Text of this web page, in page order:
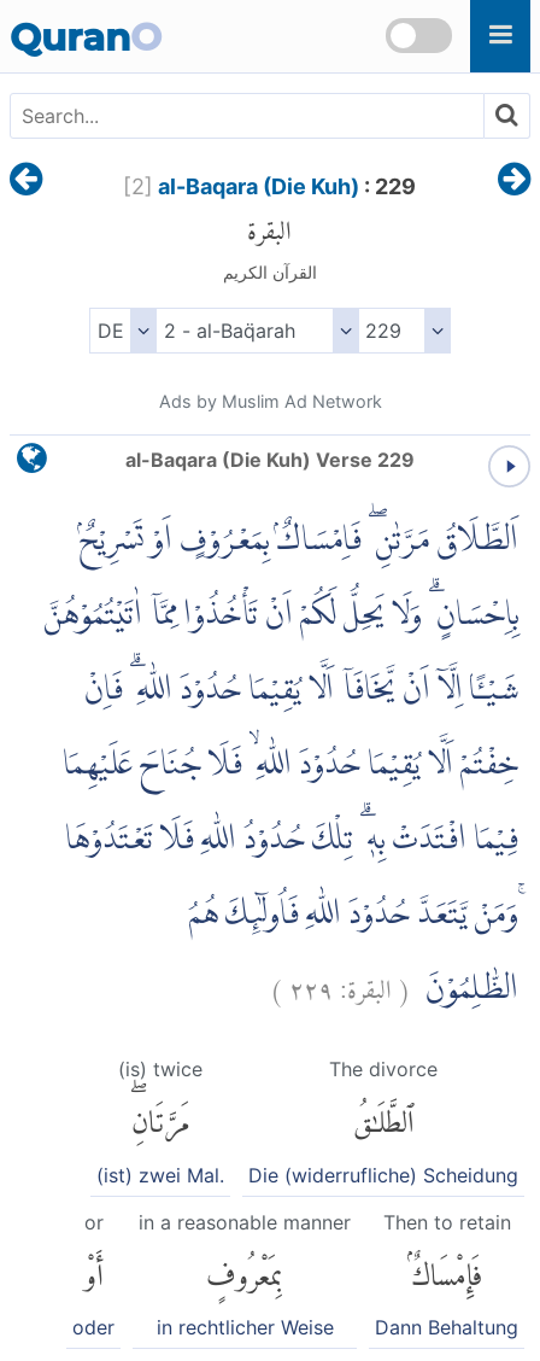
QuranO
[2] al-Baqara (Die Kuh) : 229
البقرة
القرآن الكريم
Ads by Muslim Ad Network
al-Baqara (Die Kuh) Verse 229
اَلطَّلَاقُ مَرَّتٰنِ ۖ فَاِمْسَاكٌۢ بِمَعْرُوْفٍ اَوْ تَسْرِيْحٌۢ
بِاِحْسَانٍ ۗ وَلَا يَحِلُّ لَكُمْ اَنْ تَأْخُذُوْا مِمَّآ اٰتَيْتُمُوْهُنَّ
شَيْـًٔا اِلَّآ اَنْ يَّخَافَآ اَلَّا يُقِيْمَا حُدُوْدَ اللّٰهِ ۗ فَاِنْ
خِفْتُمْ اَلَّا يُقِيْمَا حُدُوْدَ اللّٰهِ ۙ فَلَا جُنَاحَ عَلَيْهِمَا
فِيْمَا افْتَدَتْ بِهٖ ۗ تِلْكَ حُدُوْدُ اللّٰهِ فَلَا تَعْتَدُوْهَا
ۚوَمَنْ يَّتَعَدَّ حُدُوْدَ اللّٰهِ فَاُولٰۤىِٕكَ هُمُ
الظّٰلِمُوْنَ (البقرة:٢٢٩)
The divorce
ٱلطَّلَٰقُ
Die (widerrufliche) Scheidung
(is) twice
مَرَّتَانِۖ
(ist) zwei Mal.
Then to retain
فَإِمْسَاكٌۢ
Dann Behaltung
in a reasonable manner
بِمَعْرُوفٍ
in rechtlicher Weise
or
أَوْ
oder